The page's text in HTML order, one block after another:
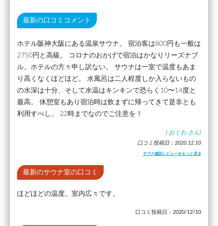
最新の口コミコメント
ホテル阪神大阪にある温泉サウナ。 宿泊客は800円も一般は
2750円と高級。 コロナのおかげで宿泊はかなりリーズナブ
ル。ホテルの方々申し訳ない。 サウナは一室で温度もあま
り高くなくほどほど。 水風呂は二人程度しか入らないもの
の水深は十分、そして水温はキンキンで恐らく10〜14度と
最高。 休憩室もあり宿泊時は飲まずに帰ってきて是非とも
利用すべし。 22時までなのでご注意を！
( おくわ さん)
口コミ投稿日：2020.12.10
サウナ施設レビューをもっと見る
最新のサウナ室の口コミ
ほどほどの温度。室内広々です。
口コミ投稿日：2020/12/10